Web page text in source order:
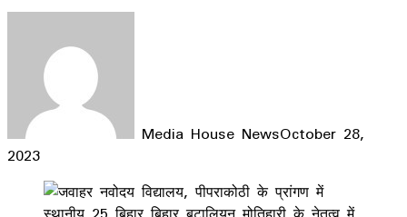
Media House NewsOctober 28,
2023
Facebook
LinkedIn
WhatsApp
Telegram